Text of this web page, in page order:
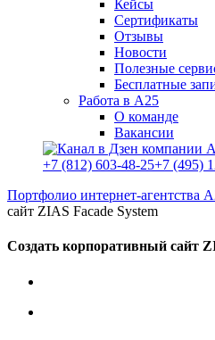
Кейсы
Сертификаты
Отзывы
Новости
Полезные
Бесплатные
Работа в А25
О команде
Вакансии
+7 (812) 603-48-25+7 (495)
Портфолио интернет-агентства
сайт ZIAS Facade System
Создать корпоративный сайт